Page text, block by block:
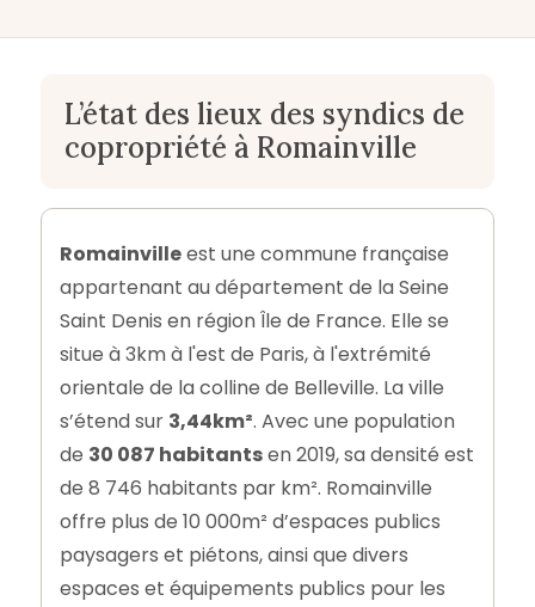
L’état des lieux des syndics de
copropriété à Romainville
Romainvilleest une commune française
appartenant au département de la Seine
Saint Denis en région Île de France. Elle se
situe à 3km à l'est de Paris, à l'extrémité
orientale de la colline de Belleville. La ville
s’étend sur 3,44km². Avec une population
de 30 087 habitantsen 2019, sa densité est
de 8 746 habitants par km². Romainville
offre plus de 10 000m² d’espaces publics
paysagers et piétons, ainsi que divers
espaces et équipements publics pour les